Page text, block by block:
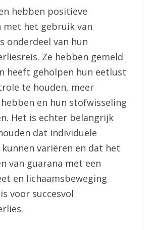
hebben positieve
met het gebruik van
onderdeel van hun
Ze hebben gemeld
heeft geholpen hun eetlust
te houden, meer
en hun stofwisseling
Het is echter belangrijk
dat individuele
variëren en dat het
van guarana met een
en lichaamsbeweging
voor succesvol